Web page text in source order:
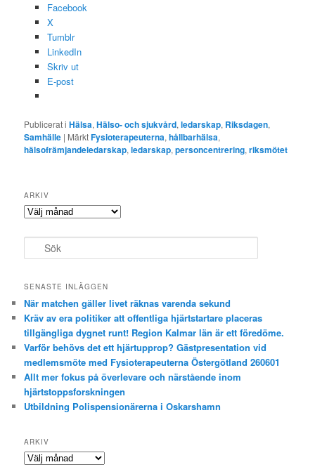
Facebook
X
Tumblr
LinkedIn
Skriv ut
E-post
Publicerat i Hälsa,Hälso- och sjukvård,ledarskap, Riksdagen,
Samhälle | MärktFysioterapeuterna,hållbarhälsa,
hälsofrämjandeledarskap,ledarskap,personcentrering,riksmötet
ARKIV
Arkiv
ö
SENASTE INLÄGGEN
När matchen gäller livet räknas varenda sekund
Kräv av era politiker att offentliga hjärtstartare placeras
tillgängliga dygnet runt! Region Kalmar län är ett föredöme.
Varför behövs det ett hjärtupprop? Gästpresentation vid
medlemsmöte med Fysioterapeuterna Östergötland 260601
Allt mer fokus på överlevare och närstående inom
hjärtstoppsforskningen
Utbildning Polispensionärerna i Oskarshamn
ARKIV
Arkiv